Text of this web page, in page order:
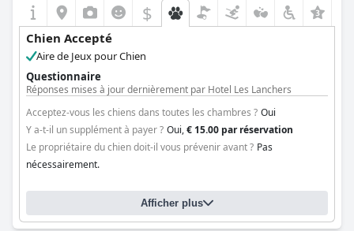
Cependant, il y a eu quelques cas qui pourraient être améliorés,
comme empêcher les chiens d'entrer dans le restaurant
pendant le petit-déjeuner pour des raisons d'hygiène et pour
éviter les perturbations. L'approche de l'hôtel en matière
d'accueil des animaux de compagnie est largement saluée,
même si quelques clients ont noté que certaines zones, comme
la salle à manger, avaient des règles mitigées concernant l'accès
des chiens.
Dans l'ensemble, l'hôtel et spa Big Sky a réussi à créer un
environnement accueillant pour les animaux de compagnie, en
équilibrant les besoins des propriétaires d'animaux avec ceux
$
Chien Accepté
Aire de Jeux pour Chien
Questionnaire
Réponses mises à jour dernièrement par Hotel Les Lanchers
Acceptez-vous les chiens dans toutes les chambres ? Oui
Y a-t-il un supplément à payer ? Oui,€ 15.00 par réservation
Le propriétaire du chien doit-il vous prévenir avant ? Pas
nécessairement.
Afficher plus